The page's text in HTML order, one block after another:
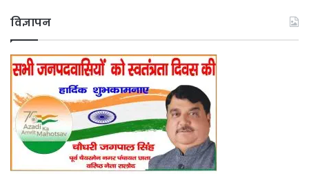
विज्ञापन